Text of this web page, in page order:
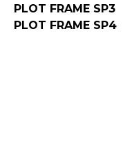
PLOT FRAME SP3
PLOT FRAME SP4